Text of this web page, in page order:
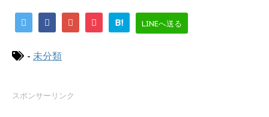
B! LINEへ送る
- 未分類
スポンサーリンク